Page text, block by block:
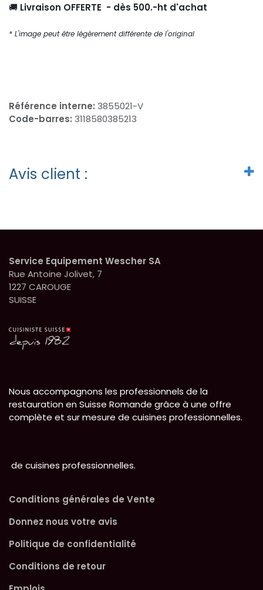
🚚 Livraison OFFERTE - dès 500.-ht d'achat
* L'image peut être légèrement différente de l'original
Référence interne: 3855021-V
Code-barres: 3118580385213
Avis client :
Service Equipement Wescher SA
Rue Antoine Jolivet, 7
1227 CAROUGE
SUISSE
Nous accompagnons les professionnels de la
restauration en Suisse Romande grâce à une offre
complète et sur mesure de cuisines professionnelles.
de cuisines professionnelles.
Conditions générales de Vente
Donnez nous votre avis
Politique de confidentialité
Conditions de retour